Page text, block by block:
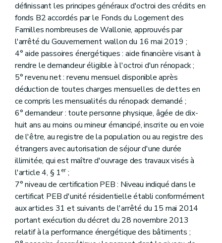
définissant les principes généraux d'octroi des crédits en
fonds B2 accordés par le Fonds du Logement des
Familles nombreuses de Wallonie, approuvés par
l'arrêté du Gouvernement wallon du 16 mai 2019 ;
4° aide passoires énergétiques : aide financière visant à
rendre le demandeur éligible à l'octroi d'un rénopack ;
5° revenu net : revenu mensuel disponible après
déduction de toutes charges mensuelles de dettes en
ce compris les mensualités du rénopack demandé ;
6° demandeur : toute personne physique, âgée de dix-
huit ans au moins ou mineur émancipé, inscrite ou en voie
de l'être, au registre de la population ou au registre des
étrangers avec autorisation de séjour d'une durée
illimitée, qui est maître d'ouvrage des travaux visés à
l'article 4, § 1er;
7° niveau de certification PEB : Niveau indiqué dans le
certificat PEB d'unité résidentielle établi conformément
aux articles 31 et suivants de l'arrêté du 15 mai 2014
portant exécution du décret du 28 novembre 2013
relatif à la performance énergétique des bâtiments ;